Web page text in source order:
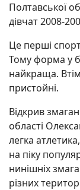
Полтавської
дівчат 2008-
Це перші
Тому форма у
найкраща.
пристойні.
Відкрив
області
легка
на піку
нинішніх
різних